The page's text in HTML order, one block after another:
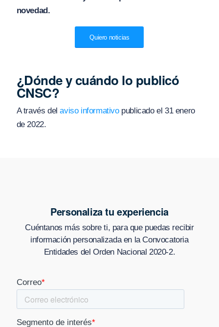
novedad.
Quiero noticias
¿Dónde y cuándo lo publicó
CNSC?
A través delaviso informativopublicado el 31 enero
de 2022.
Personaliza tu experiencia
Cuéntanos más sobre ti, para que puedas recibir
información personalizada en la Convocatoria
Entidades del Orden Nacional 2020-2.